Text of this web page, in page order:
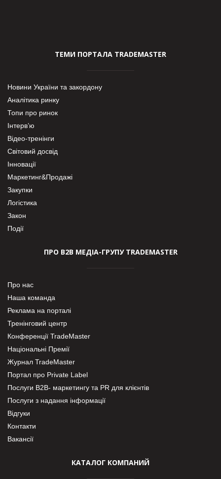
ТЕМИ ПОРТАЛА TRADEMASTER
Новини України та закордону
Аналітика ринку
Топи про ринок
Інтерв’ю
Відео-тренінги
Світовий досвід
Інновації
Маркетинг&Продажі
Закупки
Логістика
Закон
Події
ПРО В2В МЕДІА-ГРУПУ TRADEMASTER
Про нас
Наша команда
Реклама на порталі
Тренінговий центр
Конференції TradeMaster
Національні Премії
Журнал TradeMaster
Портал про Private Label
Послуги В2В- маркетингу та PR для клієнтів
Послуги з надання інформації
Відгуки
Контакти
Вакансії
КАТАЛОГ КОМПАНИЙ